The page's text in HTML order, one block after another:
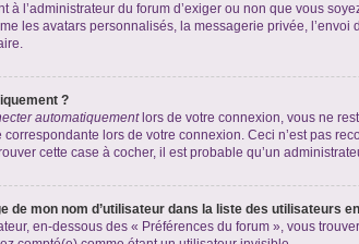
à l’administrateur du forum d’exiger ou non que vous
les avatars personnalisés, la messagerie privée,
?
automatiquementlors de votre connexion, vous ne
lors de votre connexion. Ceci n’est pas
cette case à cocher, il est probable qu’un
de mon nom d’utilisateur dans la liste des utilisateurs
en-dessous des « Préférences du forum », vous